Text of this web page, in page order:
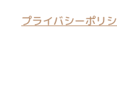
プライバシーポリ